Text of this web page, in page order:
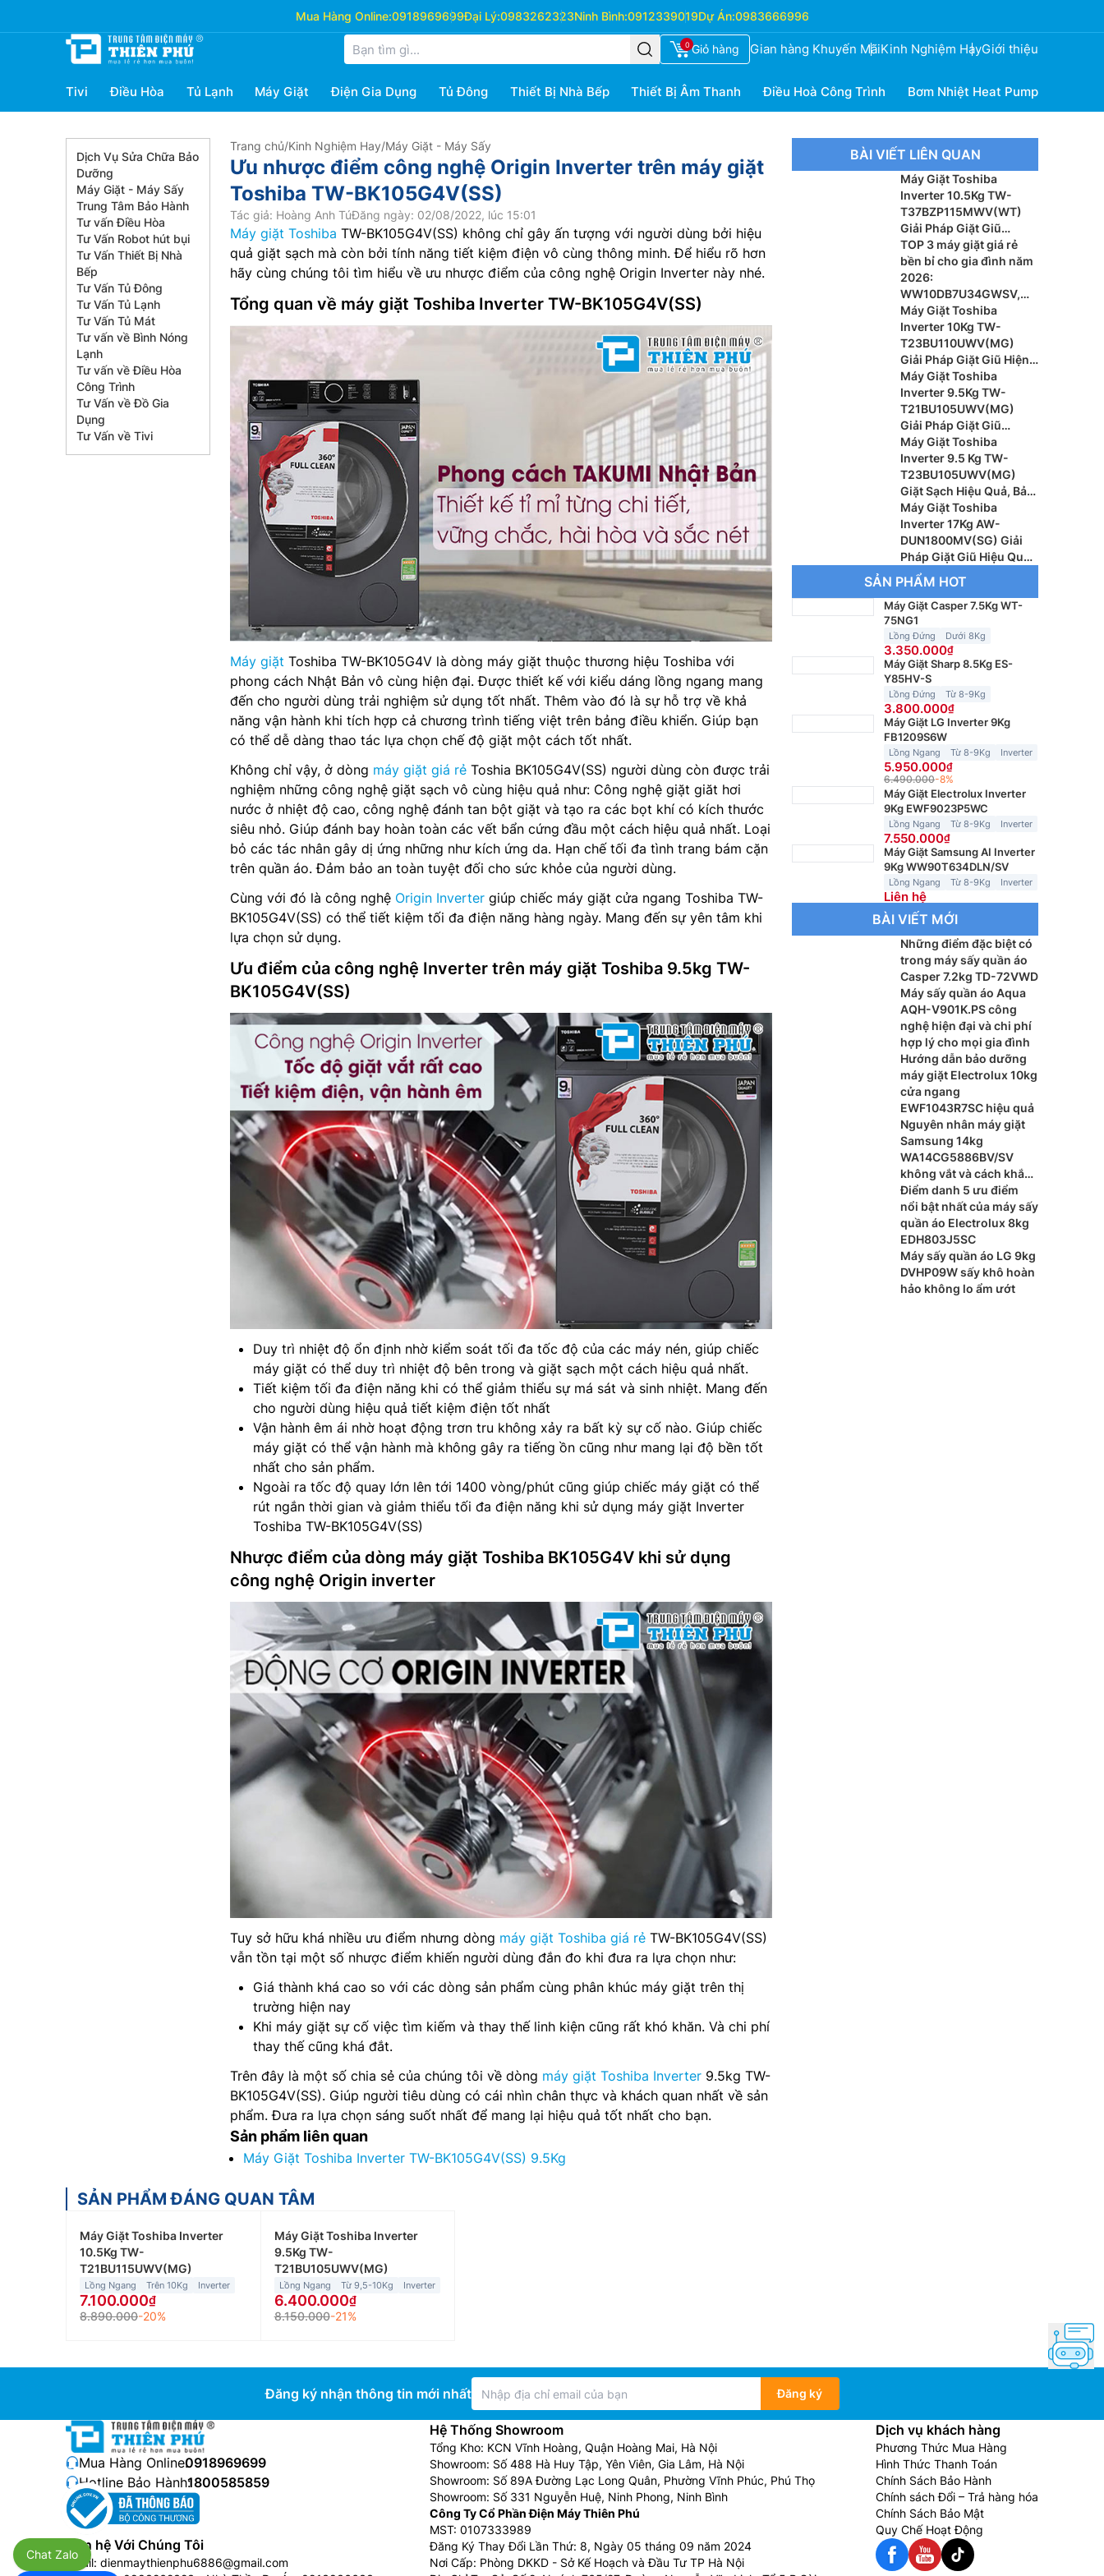
Mua Hàng Online:0918969699Đại Lý:0983262323Ninh Bình:0912339019Dự Án:0983666996
0 Giỏ hàng Gian hàng Khuyến MãiKinh Nghiệm HayGiới thiệu
Tivi Điều Hòa Tủ Lạnh Máy Giặt Điện Gia Dụng Tủ Đông Thiết Bị Nhà Bếp Thiết Bị Âm Thanh Điều Hoà Công Trình Bơm Nhiệt Heat Pump
Dịch Vụ Sửa Chữa Bảo
Dưỡng
Máy Giặt - Máy Sấy
Trung Tâm Bảo Hành
Tư vấn Điều Hòa
Tư Vấn Robot hút bụi
Tư Vấn Thiết Bị Nhà
Bếp
Tư Vấn Tủ Đông
Tư Vấn Tủ Lạnh
Tư Vấn Tủ Mát
Tư vấn về Bình Nóng
Lạnh
Tư vấn về Điều Hòa
Công Trình
Tư Vấn về Đồ Gia
Dụng
Tư Vấn về Tivi
Trang chủ/Kinh Nghiệm Hay/Máy Giặt - Máy Sấy
Ưu nhược điểm công nghệ Origin Inverter trên máy giặt
Toshiba TW-BK105G4V(SS)
Tác giả: Hoàng Anh TúĐăng ngày: 02/08/2022, lúc 15:01
Máy giặt Toshiba TW-BK105G4V(SS) không chỉ gây ấn tượng với người dùng bởi hiệu
quả giặt sạch mà còn bởi tính năng tiết kiệm điện vô cùng thông minh. Để hiểu rõ hơn
hãy cùng chúng tôi tìm hiểu về ưu nhược điểm của công nghệ Origin Inverter này nhé.
Tổng quan về máy giặt Toshiba Inverter TW-BK105G4V(SS)
Máy giặt Toshiba TW-BK105G4V là dòng máy giặt thuộc thương hiệu Toshiba với
phong cách Nhật Bản vô cùng hiện đại. Được thiết kế với kiểu dáng lồng ngang mang
đến cho người dùng trải nghiệm sử dụng tốt nhất. Thêm vào đó là sự hỗ trợ về khả
năng vận hành khi tích hợp cả chương trình tiếng việt trên bảng điều khiển. Giúp bạn
có thể dễ dàng thao tác lựa chọn chế độ giặt một cách tốt nhất.
Không chỉ vậy, ở dòng máy giặt giá rẻ Toshia BK105G4V(SS) người dùng còn được trải
nghiệm những công nghệ giặt sạch vô cùng hiệu quả như: Công nghệ giặt giăt hơi
nước ở nhiệt độ cao, công nghệ đánh tan bột giặt và tạo ra các bọt khí có kích thước
siêu nhỏ. Giúp đánh bay hoàn toàn các vết bẩn cứng đầu một cách hiệu quả nhất. Loại
bỏ các tác nhân gây dị ứng những như kích ứng da. Hạn chế tối đa tình trang bám cặn
trên quần áo. Đảm bảo an toàn tuyệt đối cho sức khỏe của người dùng.
Cùng với đó là công nghệ Origin Inverter giúp chiếc máy giặt cửa ngang Toshiba TW-
BK105G4V(SS) có thể tiết kiệm tối đa điện năng hàng ngày. Mang đến sự yên tâm khi
lựa chọn sử dụng.
Ưu điểm của công nghệ Inverter trên máy giặt Toshiba 9.5kg TW-
BK105G4V(SS)
Duy trì nhiệt độ ổn định nhờ kiểm soát tối đa tốc độ của các máy nén, giúp chiếc
máy giặt có thể duy trì nhiệt độ bên trong và giặt sạch một cách hiệu quả nhất.
Tiết kiệm tối đa điện năng khi có thể giảm thiểu sự má sát và sinh nhiệt. Mang đến
cho người dùng hiệu quả tiết kiệm điện tốt nhất
Vận hành êm ái nhờ hoạt động trơn tru không xảy ra bất kỳ sự cố nào. Giúp chiếc
máy giặt có thể vận hành mà không gây ra tiếng ồn cũng như mang lại độ bền tốt
nhất cho sản phẩm.
Ngoài ra tốc độ quay lớn lên tới 1400 vòng/phút cũng giúp chiếc máy giặt có thể
rút ngắn thời gian và giảm thiểu tối đa điện năng khi sử dụng máy giặt Inverter
Toshiba TW-BK105G4V(SS)
Nhược điểm của dòng máy giặt Toshiba BK105G4V khi sử dụng
công nghệ Origin inverter
Tuy sở hữu khá nhiều ưu điểm nhưng dòng máy giặt Toshiba giá rẻ TW-BK105G4V(SS)
vẫn tồn tại một số nhược điểm khiến người dùng đắn đo khi đưa ra lựa chọn như:
Giá thành khá cao so với các dòng sản phẩm cùng phân khúc máy giặt trên thị
trường hiện nay
Khi máy giặt sự cố việc tìm kiếm và thay thế linh kiện cũng rất khó khăn. Và chi phí
thay thế cũng khá đắt.
Trên đây là một số chia sẻ của chúng tôi về dòng máy giặt Toshiba Inverter 9.5kg TW-
BK105G4V(SS). Giúp người tiêu dùng có cái nhìn chân thực và khách quan nhất về sản
phẩm. Đưa ra lựa chọn sáng suốt nhất để mang lại hiệu quả tốt nhất cho bạn.
Sản phẩm liên quan
Máy Giặt Toshiba Inverter TW-BK105G4V(SS) 9.5Kg
BÀI VIẾT LIÊN QUAN
Máy Giặt Toshiba
Inverter 10.5Kg TW-
T37BZP115MWV(WT)
Giải Pháp Giặt Giũ
Thông Minh Cho Gia
Đình Hiện Đại
TOP 3 máy giặt giá rẻ
bền bỉ cho gia đình năm
2026:
WW10DB7U34GWSV,
FX1412N5G và
EWF1043R7SC
Máy Giặt Toshiba
Inverter 10Kg TW-
T23BU110UWV(MG)
Giải Pháp Giặt Giũ Hiện
Đại Cho Gia Đình
Máy Giặt Toshiba
Inverter 9.5Kg TW-
T21BU105UWV(MG)
Giải Pháp Giặt Giũ
Thông Minh Cho Gia
Đình Hiện Đại
Máy Giặt Toshiba
Inverter 9.5 Kg TW-
T23BU105UWV(MG)
Giặt Sạch Hiệu Quả, Bảo
Vệ Quần Áo Tối Ưu
Máy Giặt Toshiba
Inverter 17Kg AW-
DUN1800MV(SG) Giải
Pháp Giặt Giũ Hiệu Quả
Cho Gia Đình Đông
Thành Viên
SẢN PHẨM HOT
Máy Giặt Casper 7.5Kg WT-
75NG1
Lồng Đứng Dưới 8Kg
3.350.000
Máy Giặt Sharp 8.5Kg ES-
Y85HV-S
Lồng Đứng Từ 8-9Kg
3.800.000
Máy Giặt LG Inverter 9Kg
FB1209S6W
Lồng Ngang Từ 8-9Kg Inverter
5.950.000
6.490.000-8%
Máy Giặt Electrolux Inverter
9Kg EWF9023P5WC
Lồng Ngang Từ 8-9Kg Inverter
7.550.000
Máy Giặt Samsung AI Inverter
9Kg WW90T634DLN/SV
Lồng Ngang Từ 8-9Kg Inverter
Liên hệ
BÀI VIẾT MỚI
Những điểm đặc biệt có
trong máy sấy quần áo
Casper 7.2kg TD-72VWD
Máy sấy quần áo Aqua
AQH-V901K.PS công
nghệ hiện đại và chi phí
hợp lý cho mọi gia đình
Hướng dẫn bảo dưỡng
máy giặt Electrolux 10kg
cửa ngang
EWF1043R7SC hiệu quả
Nguyên nhân máy giặt
Samsung 14kg
WA14CG5886BV/SV
không vắt và cách khắc
phục
Điểm danh 5 ưu điểm
nổi bật nhất của máy sấy
quần áo Electrolux 8kg
EDH803J5SC
Máy sấy quần áo LG 9kg
DVHP09W sấy khô hoàn
hảo không lo ẩm ướt
SẢN PHẨM ĐÁNG QUAN TÂM
Máy Giặt Toshiba Inverter
10.5Kg TW-
T21BU115UWV(MG)
Lồng Ngang Trên 10Kg Inverter
7.100.000
8.890.000-20%
Máy Giặt Toshiba Inverter
9.5Kg TW-
T21BU105UWV(MG)
Lồng Ngang Từ 9,5-10Kg Inverter
6.400.000
8.150.000-21%
Đăng ký nhận thông tin mới nhất Đăng ký
Mua Hàng Online:0918969699
Hotline Bảo Hành:1800585859
Liên hệ Với Chúng Tôi
Email: dienmaythienphu6886@gmail.com
Hệ Thống Showroom
Tổng Kho: KCN Vĩnh Hoàng, Quận Hoàng Mai, Hà Nội
Showroom: Số 488 Hà Huy Tập, Yên Viên, Gia Lâm, Hà Nội
Showroom: Số 89A Đường Lạc Long Quân, Phường Vĩnh Phúc, Phú Thọ
Showroom: Số 331 Nguyễn Huệ, Ninh Phong, Ninh Bình
Công Ty Cổ Phần Điện Máy Thiên Phú
MST: 0107333989
Đăng Ký Thay Đổi Lần Thứ: 8, Ngày 05 tháng 09 năm 2024
Nơi Cấp: Phòng DKKD - Sở Kế Hoạch và Đầu Tư TP Hà Nội
Dịch vụ khách hàng
Phương Thức Mua Hàng
Hình Thức Thanh Toán
Chính Sách Bảo Hành
Chính sách Đổi – Trả hàng hóa
Chính Sách Bảo Mật
Quy Chế Hoạt Động
Chat Zalo